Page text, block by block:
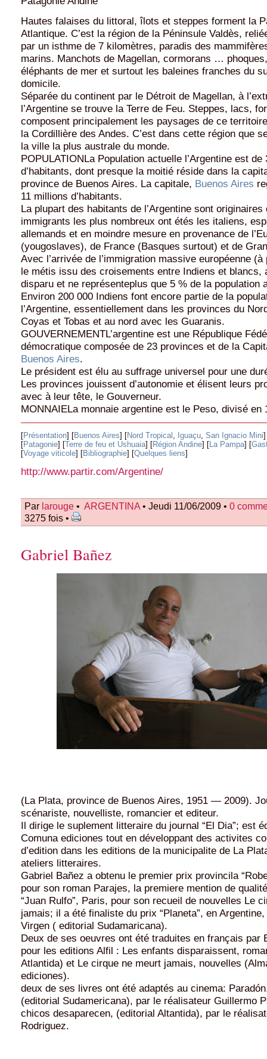
Hautes falaises du littoral, îlots et steppes forment la
Atlantique. C’est la région de la Péninsule Valdès,
par un isthme de 7 kilomètres, paradis des
marins. Manchots de Magellan, cormorans …
éléphants de mer et surtout les baleines franches du
domicile.
Séparée du continent par le Détroit de Magellan, à
l’Argentine se trouve la Terre de Feu. Steppes, lacs,
composent principalement les paysages de ce
la Cordillière des Andes. C’est dans cette région que
la ville la plus australe du monde.
POPULATIONLa Population actuelle l’Argentine est de
d’habitants, dont presque la moitié réside dans la
province de Buenos Aires. La capitale, Buenos Aires
11 millions d’habitants.
La plupart des habitants de l’Argentine sont originaires
immigrants les plus nombreux ont étés les italiens,
allemands et en moindre mesure en provenance de
(yougoslaves), de France (Basques surtout) et de
Avec l’arrivée de l’immigration massive européenne
le métis issu des croisements entre Indiens et blancs,
disparu et ne représenteplus que 5 % de la population
Environ 200 000 Indiens font encore partie de la
l’Argentine, essentiellement dans les provinces du
Coyas et Tobas et au nord avec les Guaranis.
GOUVERNEMENTL’argentine est une République
démocratique composée de 23 provinces et de la
Buenos Aires.
Le président est élu au suffrage universel pour une
Les provinces jouissent d’autonomie et élisent leurs
avec à leur tête, le Gouverneur.
MONNAIELa monnaie argentine est le Peso, divisé en
[Présentation] [Buenos Aires] [Nord Tropical , Iguaçu, San Ignacio Mini
[Patagonie] [Terre de feu et Ushuaia] [Région Andine] [La Pampa] [
[Voyage viticole] [Bibliographie] [Quelques liens]
http://www.partir.com/Argentine/
Par larouge • ARGENTINA • Jeudi 11/06/2009 • 0
3275 fois •
Gabriel Bañez
(La Plata, province de Buenos Aires, 1951 — 2009).
scénariste, nouvelliste, romancier et editeur.
Il dirige le suplement litteraire du journal “El Dia”; est
Comuna ediciones tout en développant des activites
d’edition dans les editions de la municipalite de La
ateliers litteraires.
Gabriel Bañez a obtenu le premier prix provincila
pour son roman Parajes, la premiere mention de
“Juan Rulfo”, Paris, pour son recueil de nouvelles Le
jamais; il a été finaliste du prix “Planeta”, en
Virgen ( editorial Sudamaricana).
Deux de ses oeuvres ont été traduites en français par
pour les editions Alfil : Les enfants disparaissent,
Atlantida) et Le cirque ne meurt jamais, nouvelles
ediciones).
deux de ses livres ont été adaptés au cinema:
(editorial Sudamericana), par le réalisateur Guillermo
chicos desaparecen, (editorial Altantida), par le
Rodriguez.